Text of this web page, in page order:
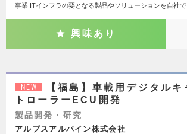
事業 ITインフラの要となる製品やソリューションを自社で
興味あり
NEW
【福島】車載用デジタルキ
トローラーECU開発
製品開発・研究
アルプスアルパイン株式会社